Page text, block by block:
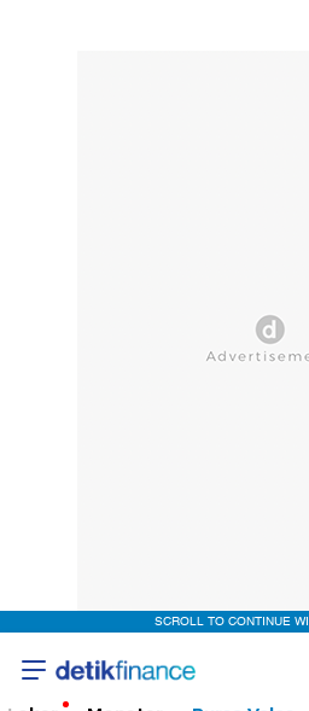
SCROLL TO CONTINUE